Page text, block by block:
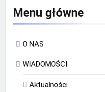
Menu główne
O NAS
WIADOMOŚCI
Aktualności